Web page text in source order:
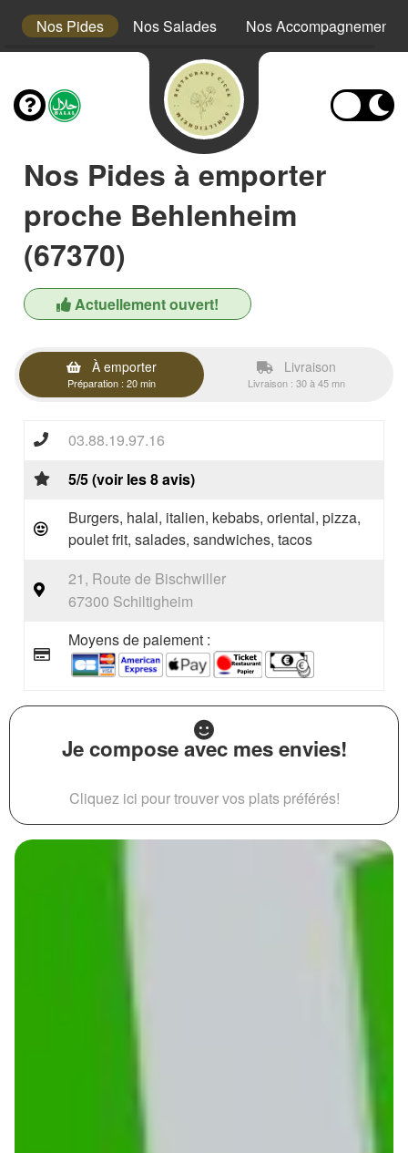
Nos Pides Nos Salades Nos Accompagnements
Nos Pides à emporter
proche Behlenheim
(67370)
Actuellement ouvert!
À emporter
Préparation : 20 min
Livraison
Livraison : 30 à 45 mn
03.88.19.97.16
5/5 (voir les 8 avis)
Burgers, halal, italien, kebabs, oriental, pizza,
poulet frit, salades, sandwiches, tacos
21, Route de Bischwiller
67300 Schiltigheim
Moyens de paiement :
Je compose avec mes envies!
Cliquez ici pour trouver vos plats préférés!